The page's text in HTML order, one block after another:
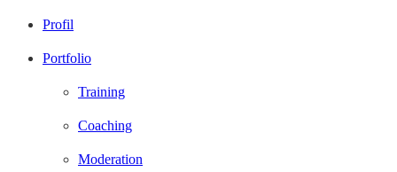
Profil
Portfolio
Training
Coaching
Moderation